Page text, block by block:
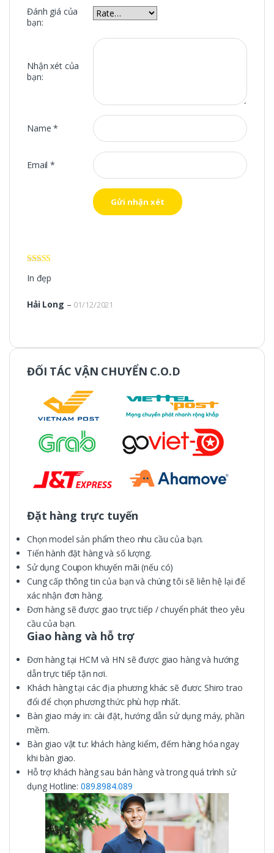
Đánh giá của
bạn:
Nhận xét của
bạn:
Name*
Email*
hạng55 sao
In đẹp
Hải Long – 01/12/2021
ĐỐI TÁC VẬN CHUYỂN C.O.D
Đặt hàng trực tuyến
Chọn model sản phẩm theo nhu cầu của bạn.
Tiến hành đặt hàng và số lượng.
Sử dụng Coupon khuyến mãi (nếu có)
Cung cấp thông tin của bạn và chúng tôi sẽ liên hệ lại để
xác nhận đơn hàng.
Đơn hàng sẽ được giao trực tiếp / chuyển phát theo yêu
cầu của bạn.
Giao hàng và hỗ trợ
Đơn hàng tại HCM và HN sẽ được giao hàng và hướng
dẫn trực tiếp tận nơi.
Khách hàng tại các địa phương khác sẽ đươc Shiro trao
đổi để chọn phương thức phù hợp nhất.
Bàn giao máy in: cài đặt, hướng dẫn sử dụng máy, phần
mềm.
Bàn giao vật tư: khách hàng kiểm, đếm hàng hóa ngay
khi bàn giao.
Hỗ trợ khách hàng sau bán hàng và trong quá trình sử
dụng Hotline:089.8984.089